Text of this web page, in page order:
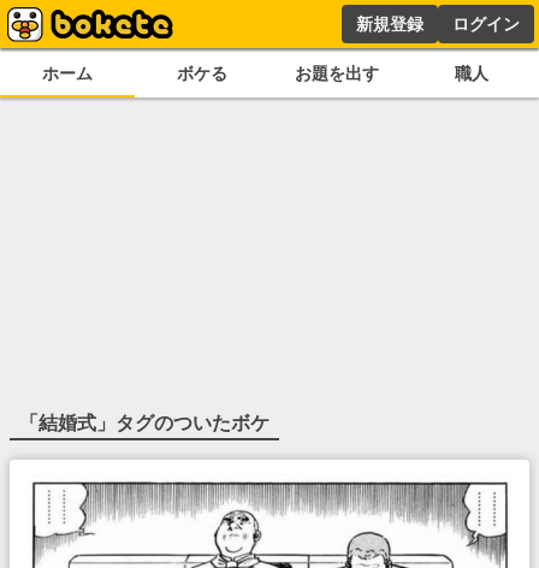
新規登録 ログイン
ホーム ボケる お題を出す 職人
「結婚式 」タグのついたボケ